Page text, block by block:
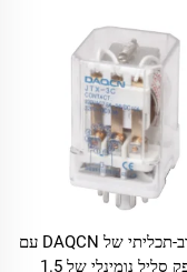
רילאי רב-תכליתי של DAQCN עם
הספק סליל נומינלי של 1.5